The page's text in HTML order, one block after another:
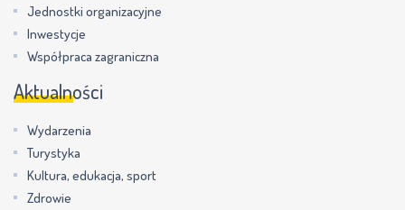
Jednostki organizacyjne
Inwestycje
Współpraca zagraniczna
Aktualności
Wydarzenia
Turystyka
Kultura, edukacja, sport
Zdrowie